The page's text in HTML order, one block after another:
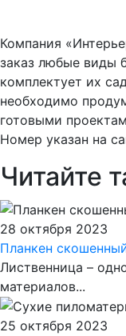
Компания
заказ любые виды
комплектует их
необходимо
готовыми
Номер указан на
Читайте
28 октября 2023
Планкен
Лиственница –
материалов...
25 октября 2023